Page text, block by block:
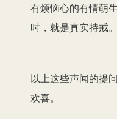
有烦恼心的有情萌
时，就是真实持戒
以上这些声闻的提
欢喜。